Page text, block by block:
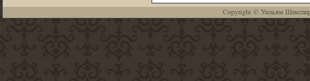
Copyright © Уильям